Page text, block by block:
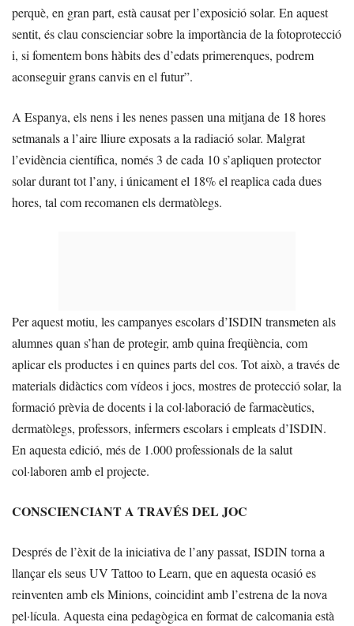
perquè, en gran part, està causat per l’exposició solar. En aquest
sentit, és clau conscienciar sobre la importància de la fotoprotecció
i, si fomentem bons hàbits des d’edats primerenques, podrem
aconseguir grans canvis en el futur”.
A Espanya, els nens i les nenes passen una mitjana de 18 hores
setmanals a l’aire lliure exposats a la radiació solar. Malgrat
l’evidència científica, només 3 de cada 10 s’apliquen protector
solar durant tot l’any, i únicament el 18% el reaplica cada dues
hores, tal com recomanen els dermatòlegs.
Per aquest motiu, les campanyes escolars d’ISDIN transmeten als
alumnes quan s’han de protegir, amb quina freqüència, com
aplicar els productes i en quines parts del cos. Tot això, a través de
materials didàctics com vídeos i jocs, mostres de protecció solar, la
formació prèvia de docents i la col·laboració de farmacèutics,
dermatòlegs, professors, infermers escolars i empleats d’ISDIN.
En aquesta edició, més de 1.000 professionals de la salut
col·laboren amb el projecte.
CONSCIENCIANT A TRAVÉS DEL JOC
Després de l’èxit de la iniciativa de l’any passat, ISDIN torna a
llançar els seus UV Tattoo to Learn, que en aquesta ocasió es
reinventen amb els Minions, coincidint amb l’estrena de la nova
pel·lícula. Aquesta eina pedagògica en format de calcomania està